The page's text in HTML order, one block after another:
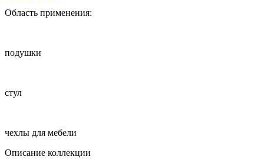
Область применения:
подушки
стул
чехлы для мебели
Описание коллекции